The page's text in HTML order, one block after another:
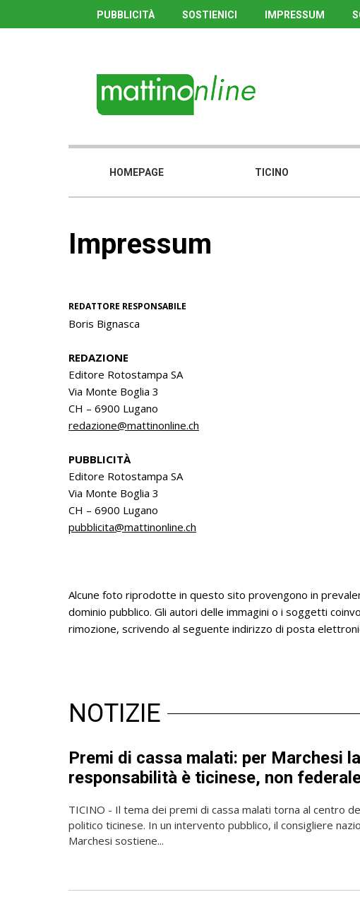
PUBBLICITÀ SOSTIENICI IMPRESSUM
HOMEPAGE TICINO
Impressum
REDATTORE RESPONSABILE
Boris Bignasca
REDAZIONE
Editore Rotostampa SA
Via Monte Boglia 3
CH – 6900 Lugano
redazione@mattinonline.ch
PUBBLICITÀ
Editore Rotostampa SA
Via Monte Boglia 3
CH – 6900 Lugano
pubblicita@mattinonline.ch
Alcune foto riprodotte in questo sito provengono in
dominio pubblico. Gli autori delle immagini o i soggetti
rimozione, scrivendo al seguente indirizzo di posta
NOTIZIE
Premi di cassa malati: per Marchesi la
responsabilità è ticinese, non
TICINO - Il tema dei premi di cassa malati torna al centro
politico ticinese. In un intervento pubblico, il consigliere
Marchesi sostiene...